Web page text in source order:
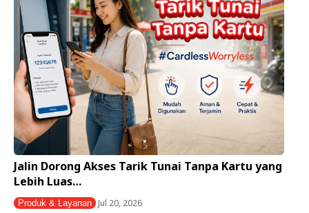
Jalin Dorong Akses Tarik Tunai Tanpa Kartu yang
Lebih Luas…
Produk & Layanan Jul 20, 2026